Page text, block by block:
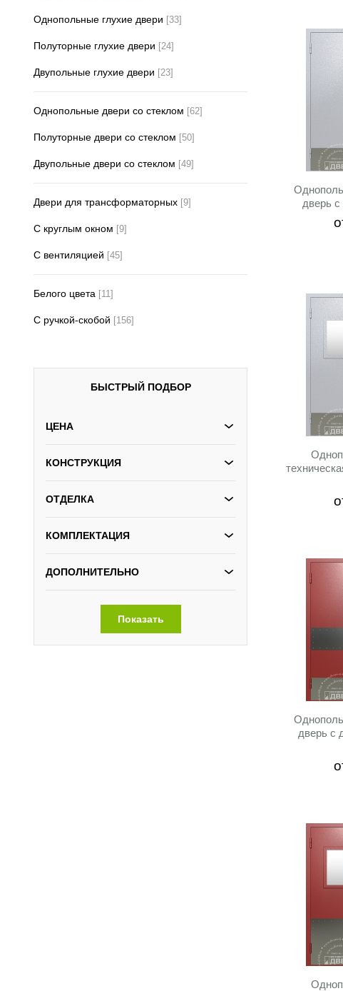
Однопольные глухие двери [33]
Полуторные глухие двери [24]
Двупольные глухие двери [23]
Однопольные двери со стеклом [62]
Полуторные двери со стеклом [50]
Двупольные двери со стеклом [49]
Двери для трансформаторных [9]
С круглым окном [9]
С вентиляцией [45]
Белого цвета [11]
С ручкой-скобой [156]
БЫСТРЫЙ ПОДБОР
ЦЕНА
КОНСТРУКЦИЯ
ОТДЕЛКА
КОМПЛЕКТАЦИЯ
ДОПОЛНИТЕЛЬНО
Показать
Не
дверь
дверь с